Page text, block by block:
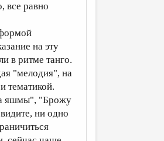
все равно
на эту
в ритме танго.
"мелодия", на
тематикой.
яшмы", "Брожу
ни одно